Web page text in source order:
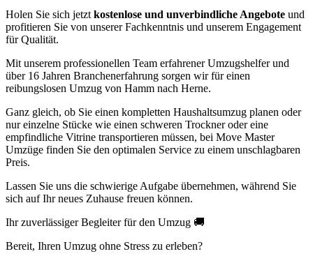
Holen Sie sich jetzt kostenlose und unverbindliche Angebote und
profitieren Sie von unserer Fachkenntnis und unserem Engagement
für Qualität.
Mit unserem professionellen Team erfahrener Umzugshelfer und
über 16 Jahren Branchenerfahrung sorgen wir für einen
reibungslosen Umzug von Hamm nach Herne.
Ganz gleich, ob Sie einen kompletten Haushaltsumzug planen oder
nur einzelne Stücke wie einen schweren Trockner oder eine
empfindliche Vitrine transportieren müssen, bei Move Master
Umzüge finden Sie den optimalen Service zu einem unschlagbaren
Preis.
Lassen Sie uns die schwierige Aufgabe übernehmen, während Sie
sich auf Ihr neues Zuhause freuen können.
Ihr zuverlässiger Begleiter für den Umzug 🚚
Bereit, Ihren Umzug ohne Stress zu erleben?